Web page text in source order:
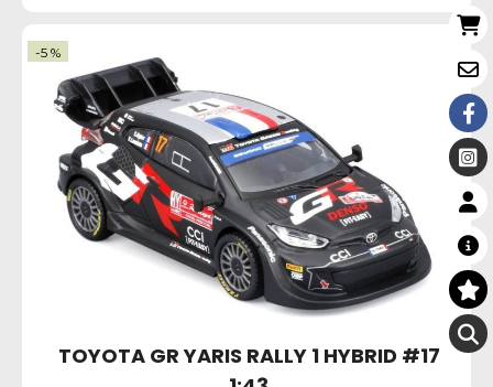
-5 %
TOYOTA GR YARIS RALLY 1 HYBRID #17